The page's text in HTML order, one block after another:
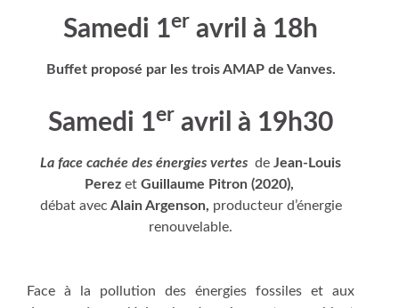
Samedi 1er avril à 18h
Buffet proposé par les trois AMAP de Vanves.
Samedi 1er avril à 19h30
La face cachée des énergies vertes de Jean-Louis
Perez etGuillaume Pitron (2020),
débat avec Alain Argenson, producteur d’énergie
renouvelable.
Face à la pollution des énergies fossiles et aux